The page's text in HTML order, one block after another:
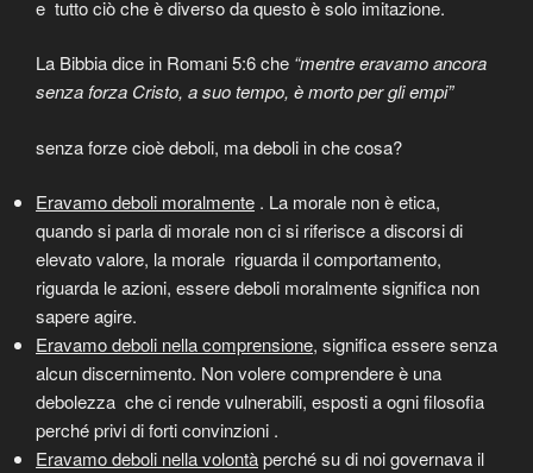
e tutto ciò che è diverso da questo è solo imitazione.
La Bibbia dice in Romani 5:6 che “mentre eravamo ancora
senza forza Cristo, a suo tempo, è morto per gli empi”
senza forze cioè deboli, ma deboli in che cosa?
Eravamo deboli moralmente . La morale non è etica,
quando si parla di morale non ci si riferisce a discorsi di
elevato valore, la morale riguarda il comportamento,
riguarda le azioni, essere deboli moralmente significa non
sapere agire.
Eravamo deboli nella comprensione, significa essere senza
alcun discernimento. Non volere comprendere è una
debolezza che ci rende vulnerabili, esposti a ogni filosofia
perché privi di forti convinzioni .
Eravamo deboli nella volontàperché su di noi governava il